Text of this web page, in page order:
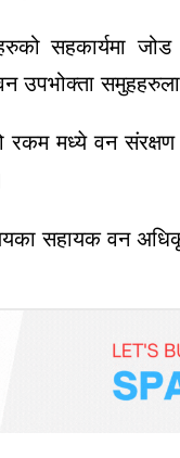
सहकार्यमा
उपभोक्ता
रकम मध्ये वन
सहायक वन